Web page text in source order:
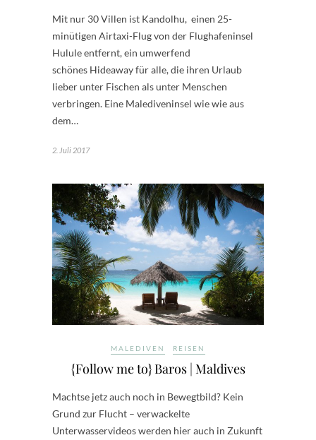
Mit nur 30 Villen ist Kandolhu, einen 25-
minütigen Airtaxi-Flug von der Flughafeninsel
Hulule entfernt, ein umwerfend
schönes Hideaway für alle, die ihren Urlaub
lieber unter Fischen als unter Menschen
verbringen. Eine Malediveninsel wie wie aus
dem…
2. Juli 2017
MALEDIVEN REISEN
{Follow me to} Baros | Maldives
Machtse jetz auch noch in Bewegtbild? Kein
Grund zur Flucht – verwackelte
Unterwasservideos werden hier auch in Zukunft